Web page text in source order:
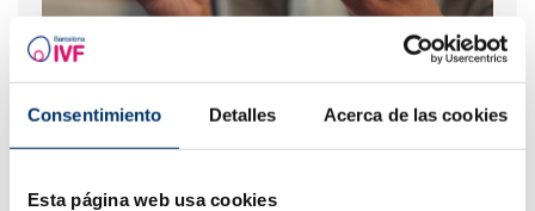
Consentimiento Detalles Acerca de las cookies
Esta página web usa cookies
Cosa fare in caso di ritardo mestruale con un test di
gravidanza negativo?